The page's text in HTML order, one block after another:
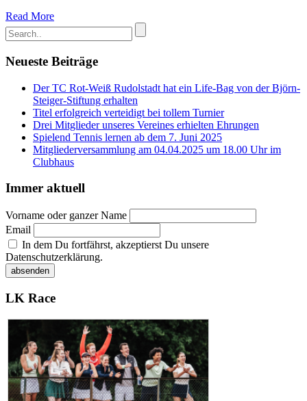
Read More
Neueste Beiträge
Der TC Rot-Weiß Rudolstadt hat ein Life-Bag von der Björn-
Steiger-Stiftung erhalten
Titel erfolgreich verteidigt bei tollem Turnier
Drei Mitglieder unseres Vereines erhielten Ehrungen
Spielend Tennis lernen ab dem 7. Juni 2025
Mitgliederversammlung am 04.04.2025 um 18.00 Uhr im
Clubhaus
Immer aktuell
Vorname oder ganzer Name
Email
In dem Du fortfährst, akzeptierst Du unsere
Datenschutzerklärung.
LK Race